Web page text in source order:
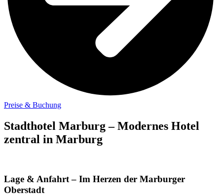
Preise & Buchung
Stadthotel Marburg – Modernes Hotel
zentral in Marburg
Lage & Anfahrt – Im Herzen der Marburger
Oberstadt